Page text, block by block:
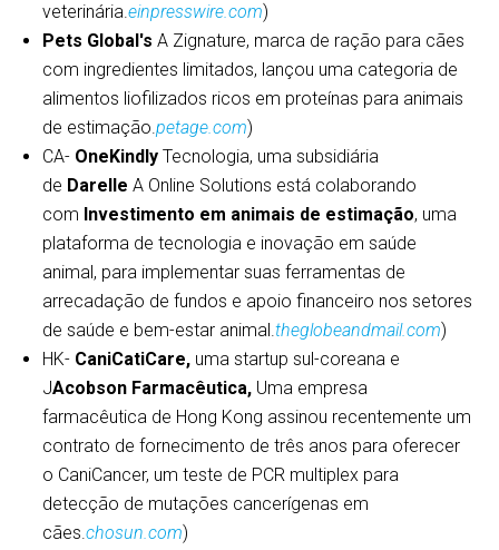
veterinária.einpresswire.com)
Pets Global's A Zignature, marca de ração para cães
com ingredientes limitados, lançou uma categoria de
alimentos liofilizados ricos em proteínas para animais
de estimação.petage.com)
CA- OneKindlyTecnologia, uma subsidiária
de Darelle A Online Solutions está colaborando
com Investimento em animais de estimação, uma
plataforma de tecnologia e inovação em saúde
animal, para implementar suas ferramentas de
arrecadação de fundos e apoio financeiro nos setores
de saúde e bem-estar animal.theglobeandmail.com)
HK- CaniCatiCare, uma startup sul-coreana e
JAcobson Farmacêutica, Uma empresa
farmacêutica de Hong Kong assinou recentemente um
contrato de fornecimento de três anos para oferecer
o CaniCancer, um teste de PCR multiplex para
detecção de mutações cancerígenas em
cães.chosun.com)